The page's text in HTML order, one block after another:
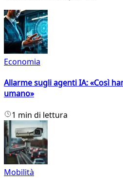
Economia
Allarme sugli agenti IA: «Così
umano»
1 min di lettura
Mobilità